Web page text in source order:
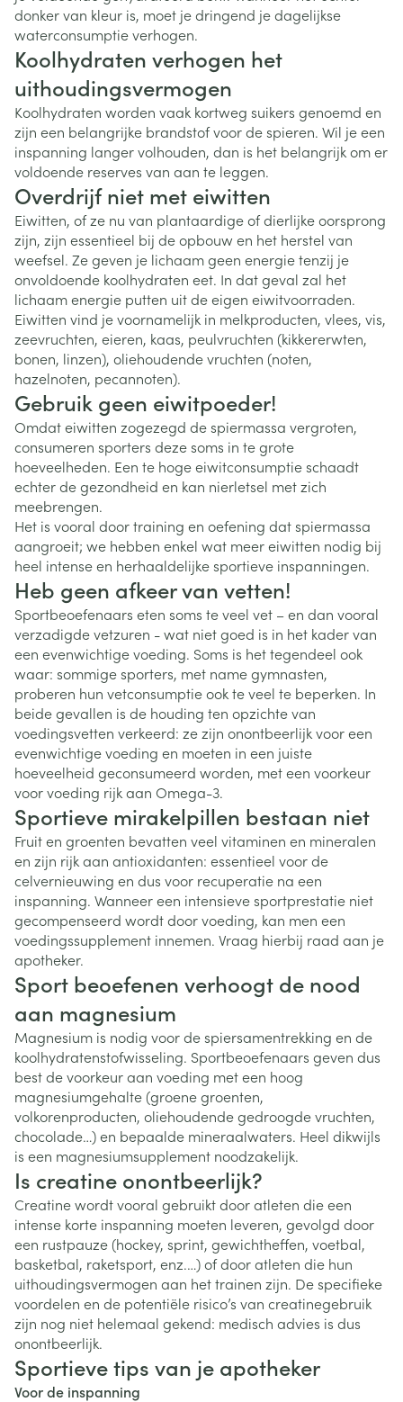
donker van kleur is, moet je dringend je dagelijkse
waterconsumptie verhogen.
Koolhydraten verhogen het
uithoudingsvermogen
Koolhydraten worden vaak kortweg suikers genoemd en
zijn een belangrijke brandstof voor de spieren. Wil je een
inspanning langer volhouden, dan is het belangrijk om er
voldoende reserves van aan te leggen.
Overdrijf niet met eiwitten
Eiwitten, of ze nu van plantaardige of dierlijke oorsprong
zijn, zijn essentieel bij de opbouw en het herstel van
weefsel. Ze geven je lichaam geen energie tenzij je
onvoldoende koolhydraten eet. In dat geval zal het
lichaam energie putten uit de eigen eiwitvoorraden.
Eiwitten vind je voornamelijk in melkproducten, vlees, vis,
zeevruchten, eieren, kaas, peulvruchten (kikkererwten,
bonen, linzen), oliehoudende vruchten (noten,
hazelnoten, pecannoten).
Gebruik geen eiwitpoeder!
Omdat eiwitten zogezegd de spiermassa vergroten,
consumeren sporters deze soms in te grote
hoeveelheden. Een te hoge eiwitconsumptie schaadt
echter de gezondheid en kan nierletsel met zich
meebrengen.
Het is vooral door training en oefening dat spiermassa
aangroeit; we hebben enkel wat meer eiwitten nodig bij
heel intense en herhaaldelijke sportieve inspanningen.
Heb geen afkeer van vetten!
Sportbeoefenaars eten soms te veel vet – en dan vooral
verzadigde vetzuren - wat niet goed is in het kader van
een evenwichtige voeding. Soms is het tegendeel ook
waar: sommige sporters, met name gymnasten,
proberen hun vetconsumptie ook te veel te beperken. In
beide gevallen is de houding ten opzichte van
voedingsvetten verkeerd: ze zijn onontbeerlijk voor een
evenwichtige voeding en moeten in een juiste
hoeveelheid geconsumeerd worden, met een voorkeur
voor voeding rijk aan Omega-3.
Sportieve mirakelpillen bestaan niet
Fruit en groenten bevatten veel vitaminen en mineralen
en zijn rijk aan antioxidanten: essentieel voor de
celvernieuwing en dus voor recuperatie na een
inspanning. Wanneer een intensieve sportprestatie niet
gecompenseerd wordt door voeding, kan men een
voedingssupplement innemen. Vraag hierbij raad aan je
apotheker.
Sport beoefenen verhoogt de nood
aan magnesium
Magnesium is nodig voor de spiersamentrekking en de
koolhydratenstofwisseling. Sportbeoefenaars geven dus
best de voorkeur aan voeding met een hoog
magnesiumgehalte (groene groenten,
volkorenproducten, oliehoudende gedroogde vruchten,
chocolade…) en bepaalde mineraalwaters. Heel dikwijls
is een magnesiumsupplement noodzakelijk.
Is creatine onontbeerlijk?
Creatine wordt vooral gebruikt door atleten die een
intense korte inspanning moeten leveren, gevolgd door
een rustpauze (hockey, sprint, gewichtheffen, voetbal,
basketbal, raketsport, enz.…) of door atleten die hun
uithoudingsvermogen aan het trainen zijn. De specifieke
voordelen en de potentiële risico’s van creatinegebruik
zijn nog niet helemaal gekend: medisch advies is dus
onontbeerlijk.
Sportieve tips van je apotheker
Voor de inspanning